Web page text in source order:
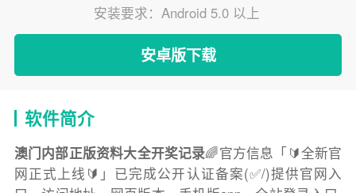
安装要求：Android 5.0 以上
安卓版下载
软件简介
澳门内部正版资料大全开奖记录🌈官方信息「🔰全新官
网正式上线🔰」已完成公开认证备案(✅/)提供官网入